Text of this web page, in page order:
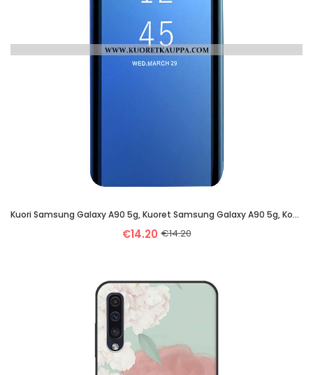
Kuori Samsung Galaxy A90 5g, Kuoret Samsung Galaxy A90 5g, Kotelo Samsung Galaxy A90 5g Suuntaus Suo
€14.20 €14.20